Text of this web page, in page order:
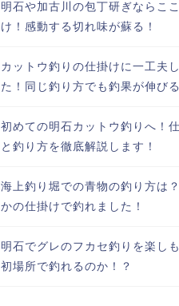
明石や加古川の包丁研ぎならこ
け！感動する切れ味が蘇る！
カットウ釣りの仕掛けに一工夫
た！同じ釣り方でも釣果が伸び
初めての明石カットウ釣りへ！
と釣り方を徹底解説します！
海上釣り堀での青物の釣り方は
かの仕掛けで釣れました！
明石でグレのフカセ釣りを楽しも
初場所で釣れるのか！？